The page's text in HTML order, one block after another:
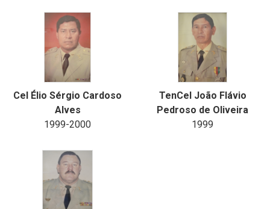
Cel Élio Sérgio Cardoso
Alves
1999-2000
TenCel João Flávio
Pedroso de Oliveira
1999